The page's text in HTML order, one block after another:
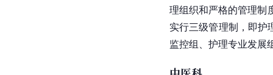
理组织和严格的管理制
实行三级管理制，即护
监控组、护理专业发展